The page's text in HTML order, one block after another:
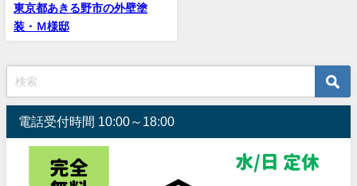
東京都あきる野市の外壁塗
装・Ｍ様邸
電話受付時間 10:00～18:00